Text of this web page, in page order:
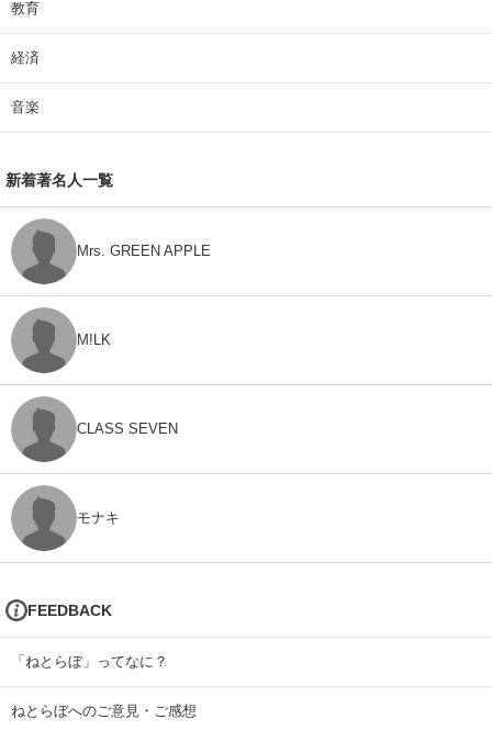
教育
経済
音楽
新着著名人一覧
Mrs. GREEN APPLE
M!LK
CLASS SEVEN
モナキ
FEEDBACK
「ねとらぼ」ってなに？
ねとらぼへのご意見・ご感想